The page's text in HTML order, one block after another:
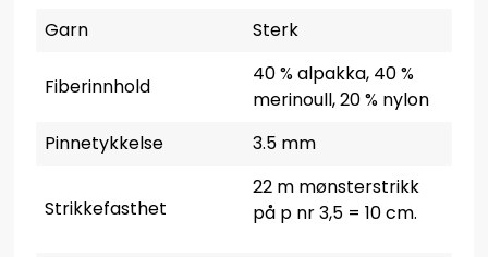
Garn Sterk
Fiberinnhold
40 % alpakka, 40 %
merinoull, 20 % nylon
Pinnetykkelse
3.5 mm
Strikkefasthet
22 m mønsterstrikk
på p nr 3,5 = 10 cm.